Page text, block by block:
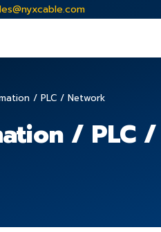
/ PLC / Network
/ PLC